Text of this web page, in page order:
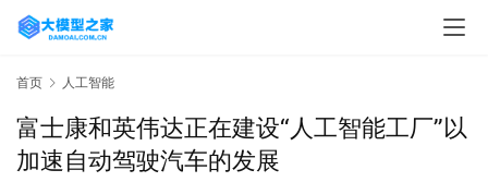
首页 人工智能
富士康和英伟达正在建设“人工智能工厂”以
加速自动驾驶汽车的发展